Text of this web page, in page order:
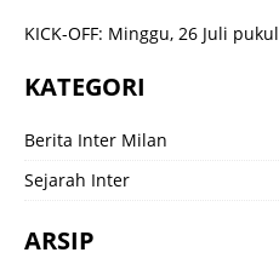
KICK-OFF: Minggu, 26 Juli
KATEGORI
Berita Inter Milan
Sejarah Inter
ARSIP